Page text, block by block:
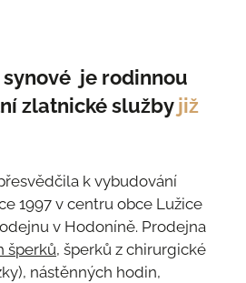
je rodinnou
zlatnické službyjiž
k vybudování
1997 v centru obce Lužice
v Hodoníně. Prodejna
šperků, šperků z chirurgické
nástěnných hodin,